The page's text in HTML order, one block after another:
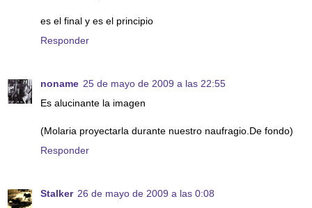
es el final y es el principio
Responder
noname 25 de mayo de 2009 a las 22:55
Es alucinante la imagen
(Molaria proyectarla durante nuestro naufragio.De fondo)
Responder
Stalker 26 de mayo de 2009 a las 0:08